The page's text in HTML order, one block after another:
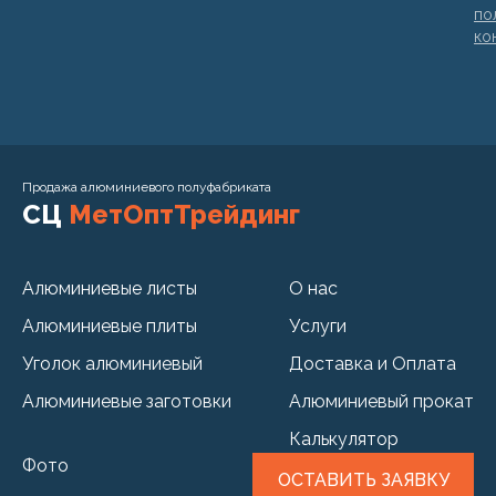
Продажа алюминиевого полуфабриката
СЦ МетОптТрейдинг
Алюминиевые листы
Алюминиевые плиты
Уголок алюминиевый
Алюминиевые заготовки
О нас
Услуги
Доставка и Оплата
Алюминиевый прокат
Калькулятор
Фото
ОСТАВИТЬ ЗАЯВКУ